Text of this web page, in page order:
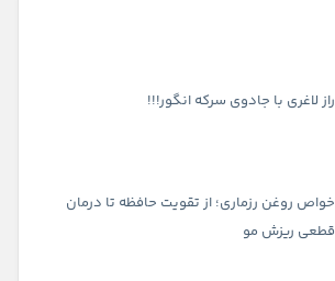
راز لاغری با جادوی سرکه انگور!!!
خواص روغن رزماری؛ از تقویت حافظه تا درمان
قطعی ریزش مو